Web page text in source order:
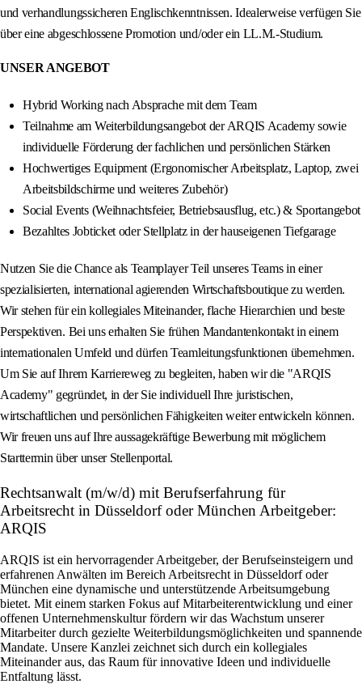
und verhandlungssicheren Englischkenntnissen. Idealerweise verfügen Sie
über eine abgeschlossene Promotion und/oder ein LL.M.-Studium.
UNSER ANGEBOT
Hybrid Working nach Absprache mit dem Team
Teilnahme am Weiterbildungsangebot der ARQIS Academy sowie
individuelle Förderung der fachlichen und persönlichen Stärken
Hochwertiges Equipment (Ergonomischer Arbeitsplatz, Laptop, zwei
Arbeitsbildschirme und weiteres Zubehör)
Social Events (Weihnachtsfeier, Betriebsausflug, etc.) & Sportangebot
Bezahltes Jobticket oder Stellplatz in der hauseigenen Tiefgarage
Nutzen Sie die Chance als Teamplayer Teil unseres Teams in einer
spezialisierten, international agierenden Wirtschaftsboutique zu werden.
Wir stehen für ein kollegiales Miteinander, flache Hierarchien und beste
Perspektiven. Bei uns erhalten Sie frühen Mandantenkontakt in einem
internationalen Umfeld und dürfen Teamleitungsfunktionen übernehmen.
Um Sie auf Ihrem Karriereweg zu begleiten, haben wir die "ARQIS
Academy" gegründet, in der Sie individuell Ihre juristischen,
wirtschaftlichen und persönlichen Fähigkeiten weiter entwickeln können.
Wir freuen uns auf Ihre aussagekräftige Bewerbung mit möglichem
Starttermin über unser Stellenportal.
Rechtsanwalt (m/w/d) mit Berufserfahrung für
Arbeitsrecht in Düsseldorf oder München Arbeitgeber:
ARQIS
ARQIS ist ein hervorragender Arbeitgeber, der Berufseinsteigern und
erfahrenen Anwälten im Bereich Arbeitsrecht in Düsseldorf oder
München eine dynamische und unterstützende Arbeitsumgebung
bietet. Mit einem starken Fokus auf Mitarbeiterentwicklung und einer
offenen Unternehmenskultur fördern wir das Wachstum unserer
Mitarbeiter durch gezielte Weiterbildungsmöglichkeiten und spannende
Mandate. Unsere Kanzlei zeichnet sich durch ein kollegiales
Miteinander aus, das Raum für innovative Ideen und individuelle
Entfaltung lässt.